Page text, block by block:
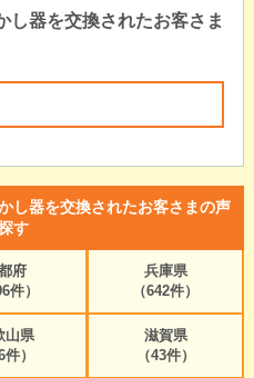
し器を交換されたお客さま
し器を交換されたお客さまの声
す
府
件）
兵庫県
（642件）
山県
件）
滋賀県
（43件）